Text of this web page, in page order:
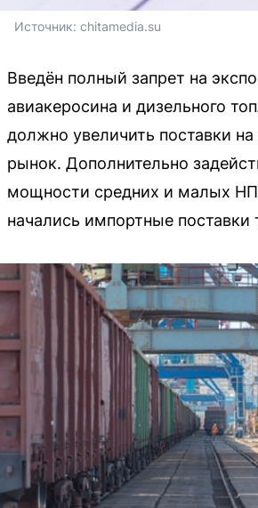
Источник: chitamedia.su
Введён полный запрет на
авиакеросина и дизельного
должно увеличить поставки на
рынок. Дополнительно
мощности средних и малых
начались импортные поставки